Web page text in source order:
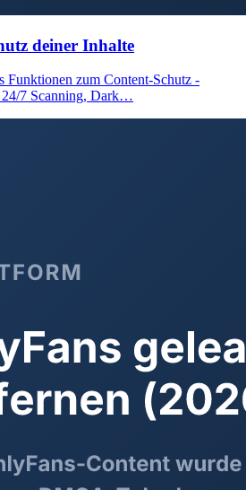
deiner Inhalte
Funktionen zum Content-Schutz -
24/7 Scanning, Dark…